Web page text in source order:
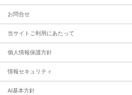
お問合せ
当サイトご利用にあたって
個人情報保護方針
情報セキュリティ
AI基本方針